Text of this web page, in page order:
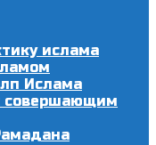
ислама
Ислама
совершающим